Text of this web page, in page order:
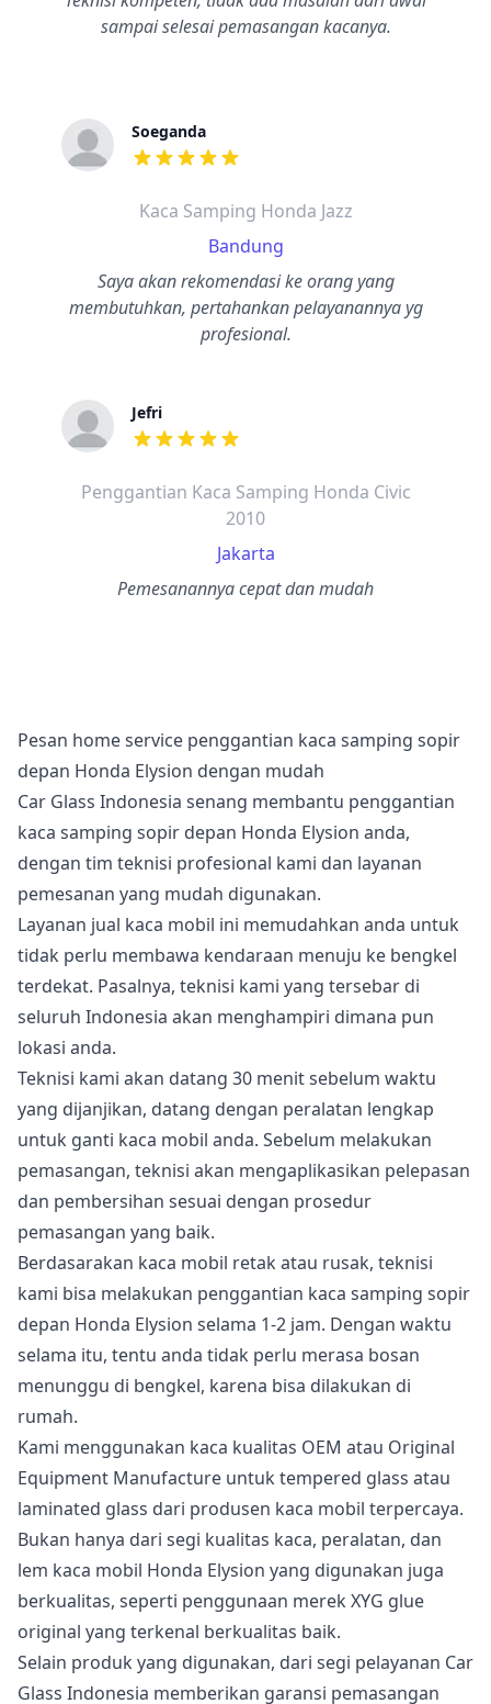
sampai selesai pemasangan kacanya.
Soeganda
dari ulasan adalah bintang lima
Kaca Samping Honda Jazz
Bandung
Saya akan rekomendasi ke orang yang
membutuhkan, pertahankan pelayanannya yg
profesional.
Jefri
dari ulasan adalah bintang lima
Penggantian Kaca Samping Honda Civic
2010
Jakarta
Pemesanannya cepat dan mudah
Pesan home service penggantian kaca samping sopir
depan Honda Elysion dengan mudah
Car Glass Indonesia senang membantu penggantian
kaca samping sopir depan Honda Elysion anda,
dengan tim teknisi profesional kami dan layanan
pemesanan yang mudah digunakan.
Layanan jual kaca mobil ini memudahkan anda untuk
tidak perlu membawa kendaraan menuju ke bengkel
terdekat. Pasalnya, teknisi kami yang tersebar di
seluruh Indonesia akan menghampiri dimana pun
lokasi anda.
Teknisi kami akan datang 30 menit sebelum waktu
yang dijanjikan, datang dengan peralatan lengkap
untuk ganti kaca mobil anda. Sebelum melakukan
pemasangan, teknisi akan mengaplikasikan pelepasan
dan pembersihan sesuai dengan prosedur
pemasangan yang baik.
Berdasarakan kaca mobil retak atau rusak, teknisi
kami bisa melakukan penggantian kaca samping sopir
depan Honda Elysion selama 1-2 jam. Dengan waktu
selama itu, tentu anda tidak perlu merasa bosan
menunggu di bengkel, karena bisa dilakukan di
rumah.
Kami menggunakan kaca kualitas OEM atau Original
Equipment Manufacture untuk tempered glass atau
laminated glass dari produsen kaca mobil terpercaya.
Bukan hanya dari segi kualitas kaca, peralatan, dan
lem kaca mobil Honda Elysion yang digunakan juga
berkualitas, seperti penggunaan merek XYG glue
original yang terkenal berkualitas baik.
Selain produk yang digunakan, dari segi pelayanan Car
Glass Indonesia memberikan garansi pemasangan